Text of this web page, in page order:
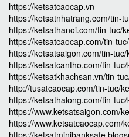
https://ketsatcaocap.vn
https://ketsatnhatrang.com/tin-
https://ketsathanoi.com/tin-tuc/
https://ketsatcaocap.com/tin-
https://ketsatsaigon.com/tin-
https://ketsatcantho.com/tin-
https://ketsatkhachsan.vn/tin-
http://tusatcaocap.com/tin-tuc/
https://ketsathalong.com/tin-
https://www.ketsatsaigon.com/
https://www.ketsatcaocap.com/
https://